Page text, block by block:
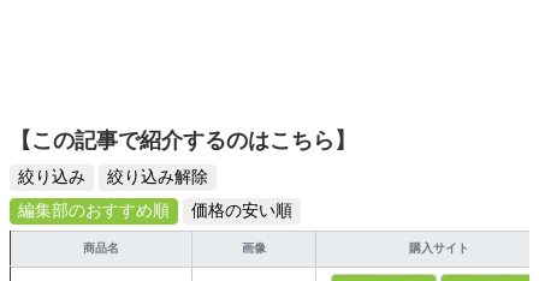
【この記事で紹介するのはこちら】
絞り込み
絞り込み解除
編集部のおすすめ順
価格の安い順
商品名 画像 購入サイト